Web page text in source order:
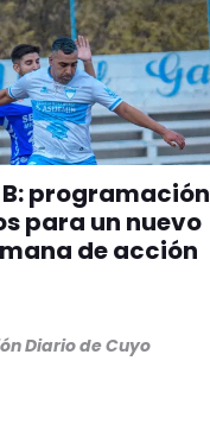
programación
para un nuevo
de acción
Diario de Cuyo